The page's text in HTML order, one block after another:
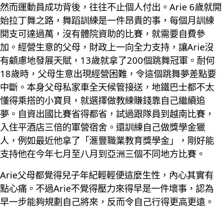
然而運動員成功背後，往往不止個人付出。Arie 6歲就開
始拉丁舞之路，舞蹈訓練是一件昂貴的事，每個月訓練
開支可達過萬，沒有體院資助的比賽，就需要自費參
加。經營生意的父母，財政上一向全力支持，讓Arie沒
有顧慮地發展天賦，13歲就拿了200個跳舞冠軍。耐何
18歲時，父母生意出現經營困難，令這個跳舞夢差點要
中斷。本身父母私家車全天候管接送，地鐵巴士都不太
懂得乘搭的小寶貝，就選擇做教練賺錢靠自己繼續追
夢。自資出國比賽省得都省，試過跟隊員到越南比賽，
入住平酒店三倍的軍營宿舍。還訓練自己做獎學金獵
人，例如最近他拿了「滙豐職業教育獎學金」，剛好能
支持他在今年七月至八月到亞洲三個不同地方比賽。
Arie父母都覺得兒子年紀輕輕便這麼生性，內心其實有
點心痛。不過Arie不覺得壓力來得早是一件壞事，認為
早一步能夠規劃自己將來，反而令自己行得更高更遠。